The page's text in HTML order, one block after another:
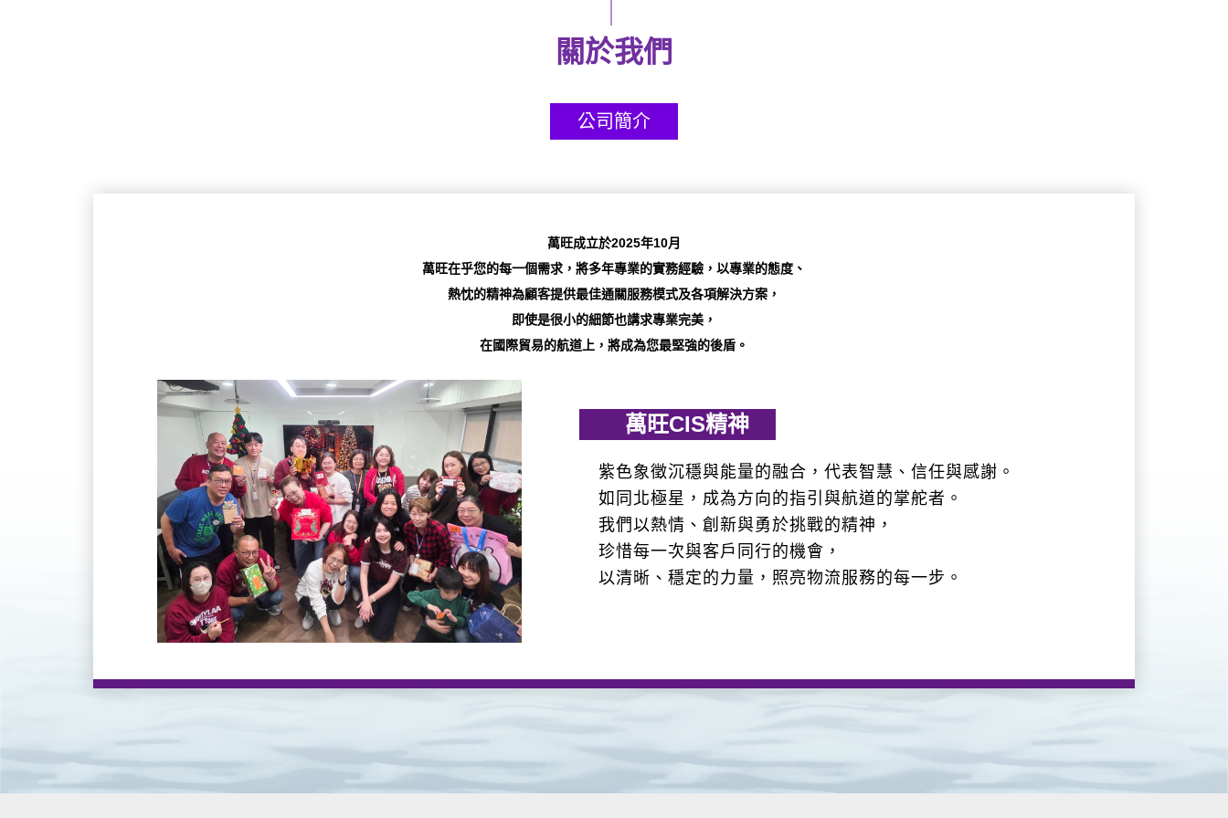
關於我們
公司簡介
萬旺成立於2025年10月
萬旺在乎您的每一個需求，將多年專業的實務經驗，以專業的態度、
熱忱的精神為顧客提供最佳通關服務模式及各項解決方案，
即使是很小的細節也講求專業完美，
在國際貿易的航道上，將成為您最堅強的後盾。
萬旺CIS精神
紫色象徵沉穩與能量的融合，代表智慧、信任與感謝。
如同北極星，成為方向的指引與航道的掌舵者。
我們以熱情、創新與勇於挑戰的精神，
珍惜每一次與客戶同行的機會，
以清晰、穩定的力量，照亮物流服務的每一步。